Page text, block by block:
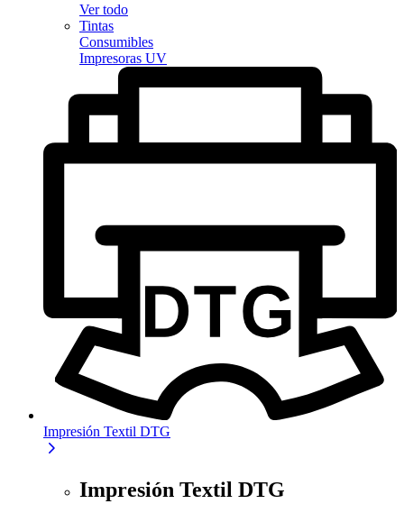
Ver todo
Tintas
Consumibles
Impresoras UV
Impresión Textil DTG
Impresión Textil DTG